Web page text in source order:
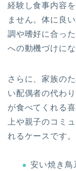
経験し食事内容
ません。体に良
調や嗜好に合っ
への動機づけにな
さらに、家族の
い配偶者の代わ
が食べてくれる
上や親子のコミ
れるケースです。
安い焼き鳥